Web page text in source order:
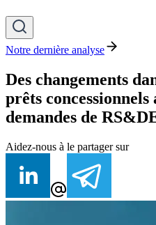
Notre dernière analyse
Des changements
prêts concessionnels
demandes de
Aidez-nous à le partager sur